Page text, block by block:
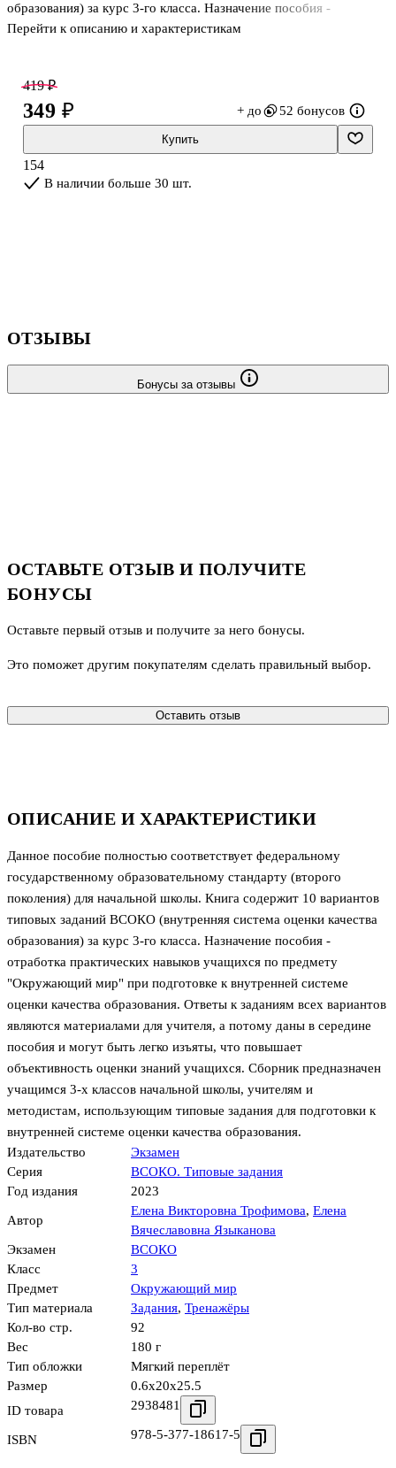
образования) за курс 3-го класса. Назначение пособия -
отработка практических навыков учащихся по предмету
являются материалами для учителя, а потому даны в середине
пособия и могут быть легко изъяты, что повышает
объективность оценки знаний учащихся. Сборник предназначен
учащимся 3-х классов начальной школы, учителям и
методистам, использующим типовые задания
Перейти к описанию и характеристикам
419 ₽
349 ₽ + до 52 бонусов
Купить
154
В наличии больше 30 шт.
ОПИСАНИЕ И ХАРАКТЕРИСТИКИ
Данное пособие полностью соответствует федеральному
государственному образовательному стандарту (второго
поколения) для начальной школы. Книга содержит 10 вариантов
типовых заданий ВСОКО (внутренняя система оценки качества
образования) за курс 3-го класса. Назначение пособия -
отработка практических навыков учащихся по предмету
"Окружающий мир" при подготовке к внутренней системе
оценки качества образования. Ответы к заданиям всех вариантов
являются материалами для учителя, а потому даны в середине
пособия и могут быть легко изъяты, что повышает
объективность оценки знаний учащихся. Сборник предназначен
учащимся 3-х классов начальной школы, учителям и
методистам, использующим типовые задания для подготовки к
внутренней системе оценки качества образования.
Издательство
Экзамен
Серия
ВСОКО. Типовые задания
Год издания
2023
Автор
Елена Викторовна Трофимова, Елена
Вячеславовна Языканова
Экзамен
ВСОКО
Класс
3
Предмет
Окружающий мир
Тип материала
Задания, Тренажёры
Кол-во стр.
92
Вес
180 г
Тип обложки
Мягкий переплёт
Размер
0.6x20x25.5
ID товара
2938481
ISBN 978-5-377-18617-5
ОТЗЫВЫ
Бонусы за отзывы
ОСТАВЬТЕ ОТЗЫВ И ПОЛУЧИТЕ
БОНУСЫ
Оставьте первый отзыв и получите за него бонусы.
Это поможет другим покупателям сделать правильный выбор.
Оставить отзыв